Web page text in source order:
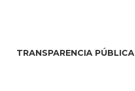
TRANSPARENCIA PÚBLICA